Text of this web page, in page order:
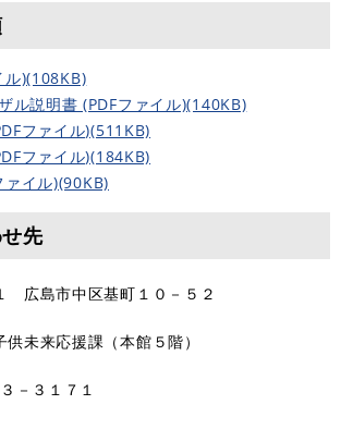
ル)(108KB)
ル説明書 (PDFファイル)(140KB)
ファイル)(511KB)
ファイル)(184KB)
ァイル)(90KB)
先
広島市中区基町１０－５２
未来応援課（本館５階）
－３１７１